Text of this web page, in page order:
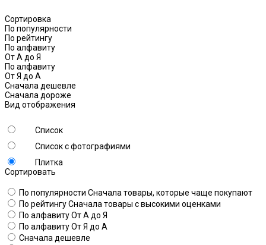
Сортировка
По популярности
По рейтингу
По алфавиту
От А до Я
По алфавиту
От Я до А
Сначала дешевле
Сначала дороже
Вид отображения
Список
Список с фотографиями
Плитка
Сортировать
По популярности Сначала товары, которые чаще покупают
По рейтингуСначала товары с высокими оценками
По алфавитуОт А до Я
По алфавитуОт Я до А
Сначала дешевле